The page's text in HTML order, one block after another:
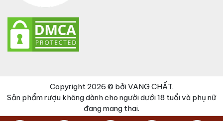
Copyright 2026 © bởi VANG CHẤT.
Sản phẩm rượu không dành cho người dưới 18 tuổi và phụ nữ
đang mang thai.